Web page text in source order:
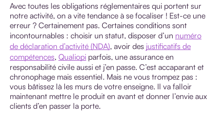
Avec toutes les obligations réglementaires qui portent sur
notre activité, on a vite tendance à se focaliser ! Est-ce une
erreur ? Certainement pas. Certaines conditions sont
incontournables : choisir un statut, disposer d’un numéro
de déclaration d’activité (NDA), avoir des justificatifs de
compétences, Qualiopi parfois, une assurance en
responsabilité civile aussi et j’en passe. C’est accaparant et
chronophage mais essentiel. Mais ne vous trompez pas :
vous bâtissez là les murs de votre enseigne. Il va falloir
maintenant mettre le produit en avant et donner l’envie aux
clients d’en passer la porte.